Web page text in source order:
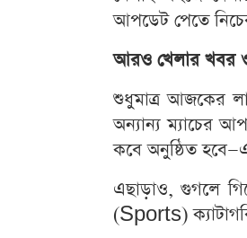
আপডেট পেতে
আরও খেলার খবর
শুধুমাত্র আজকের
অন্যান্য ম্যাচের
কবে অনুষ্ঠিত
এছাড়াও, গুগলে
(Sports)